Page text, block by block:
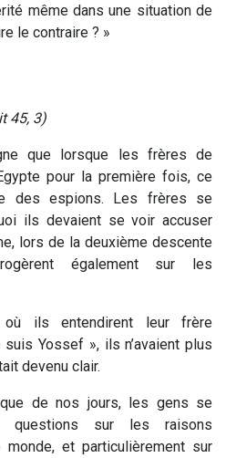
même dans une situation de
le contraire ? »
45, 3)
que lorsque les frères de
pour la première fois, ce
des espions. Les frères se
ils devaient se voir accuser
lors de la deuxième descente
également sur les
où ils entendirent leur frère
Yossef », ils n’avaient plus
devenu clair.
que de nos jours, les gens se
questions sur les raisons
et particulièrement sur